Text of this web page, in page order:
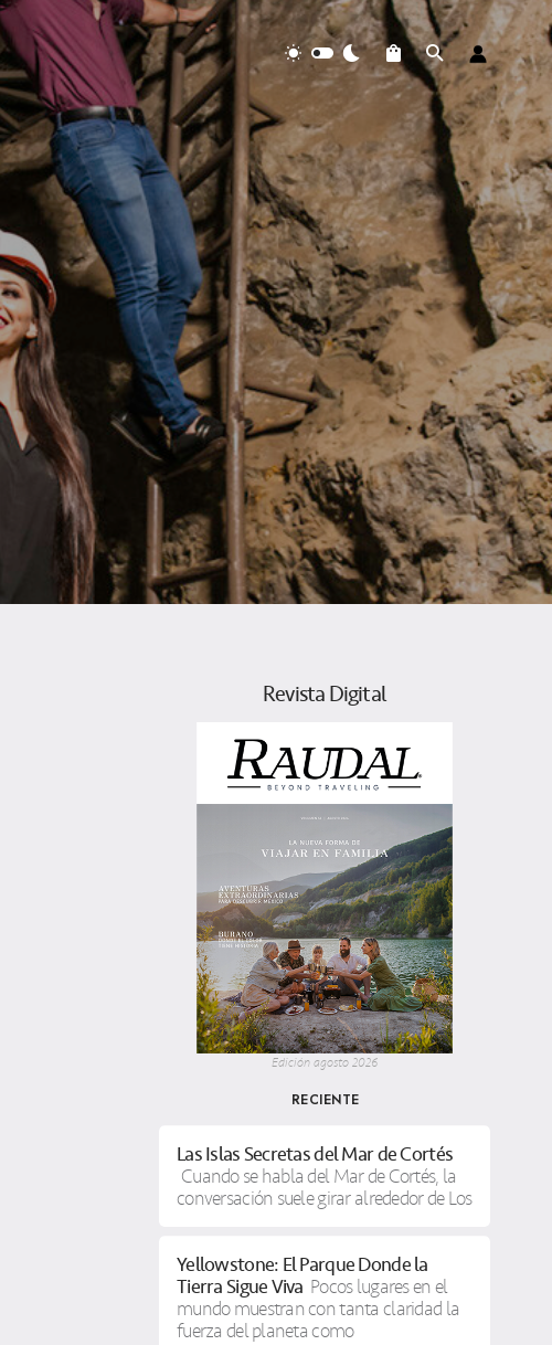
Revista Digital
Edición agosto 2026
RECIENTE
Las Islas Secretas del Mar de Cortés
Cuando se habla del Mar de Cortés, la
conversación suele girar alrededor de Los
Yellowstone: El Parque Donde la
Tierra Sigue Viva Pocos lugares en el
mundo muestran con tanta claridad la
fuerza del planeta como